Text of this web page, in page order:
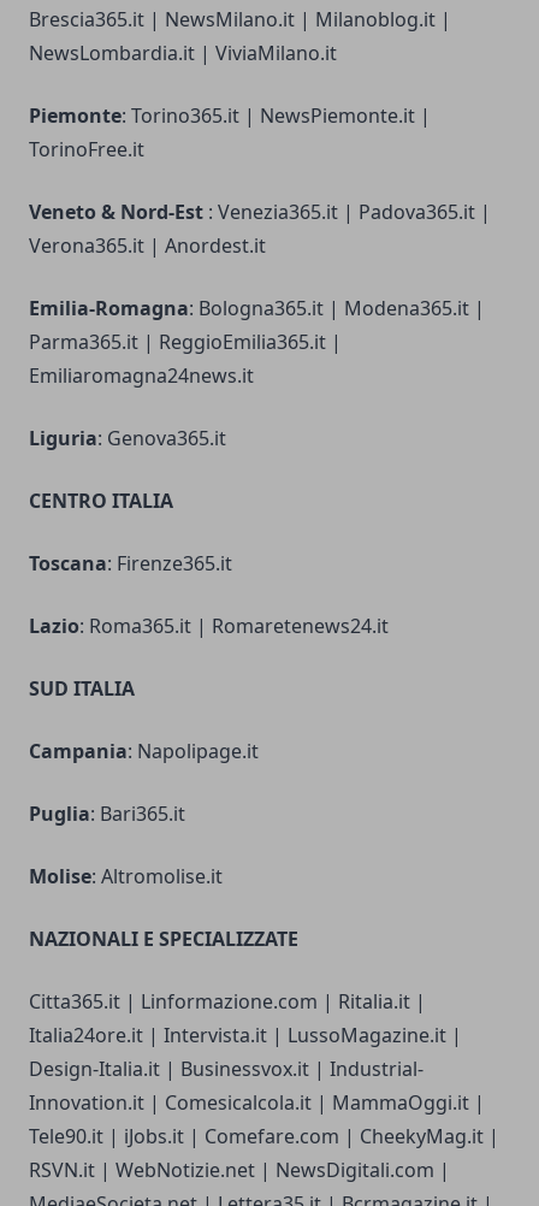
Brescia365.it | NewsMilano.it | Milanoblog.it |
NewsLombardia.it | ViviaMilano.it
Piemonte: Torino365.it | NewsPiemonte.it |
TorinoFree.it
Veneto & Nord-Est : Venezia365.it | Padova365.it |
Verona365.it | Anordest.it
Emilia-Romagna: Bologna365.it | Modena365.it |
Parma365.it | ReggioEmilia365.it |
Emiliaromagna24news.it
Liguria: Genova365.it
CENTRO ITALIA
Toscana: Firenze365.it
Lazio: Roma365.it | Romaretenews24.it
SUD ITALIA
Campania: Napolipage.it
Puglia: Bari365.it
Molise: Altromolise.it
NAZIONALI E SPECIALIZZATE
Citta365.it | Linformazione.com | Ritalia.it |
Italia24ore.it | Intervista.it | LussoMagazine.it |
Design-Italia.it | Businessvox.it | Industrial-
Innovation.it | Comesicalcola.it | MammaOggi.it |
Tele90.it | iJobs.it | Comefare.com | CheekyMag.it |
RSVN.it | WebNotizie.net | NewsDigitali.com |